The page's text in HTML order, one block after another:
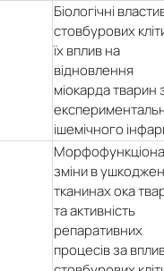
Біологічні
стовбурових
їх вплив на
відновлення
міокарда тварин
ішемічного
зміни в
тканинах ока
та активність
репаративних
процесів за